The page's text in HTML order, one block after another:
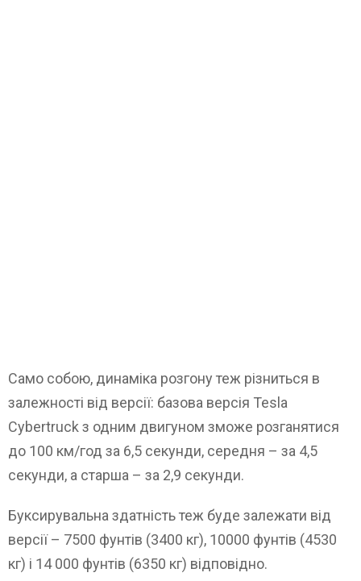
Само собою, динаміка розгону теж різниться в
залежності від версії: базова версія Tesla
Cybertruck з одним двигуном зможе розганятися
до 100 км/год за 6,5 секунди, середня – за 4,5
секунди, а старша – за 2,9 секунди.
Буксирувальна здатність теж буде залежати від
версії – 7500 фунтів (3400 кг), 10000 фунтів (4530
кг) і 14 000 фунтів (6350 кг) відповідно.